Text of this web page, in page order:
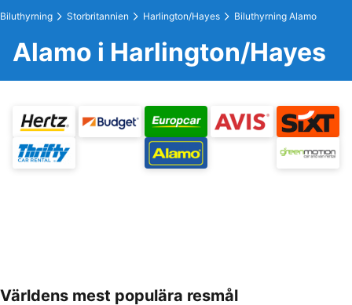
Biluthyrning Storbritannien Harlington/Hayes Biluthyrning Alamo
Alamo i Harlington/Hayes
Världens mest populära resmål